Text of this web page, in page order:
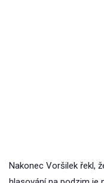
Nakonec Voršilek řekl,